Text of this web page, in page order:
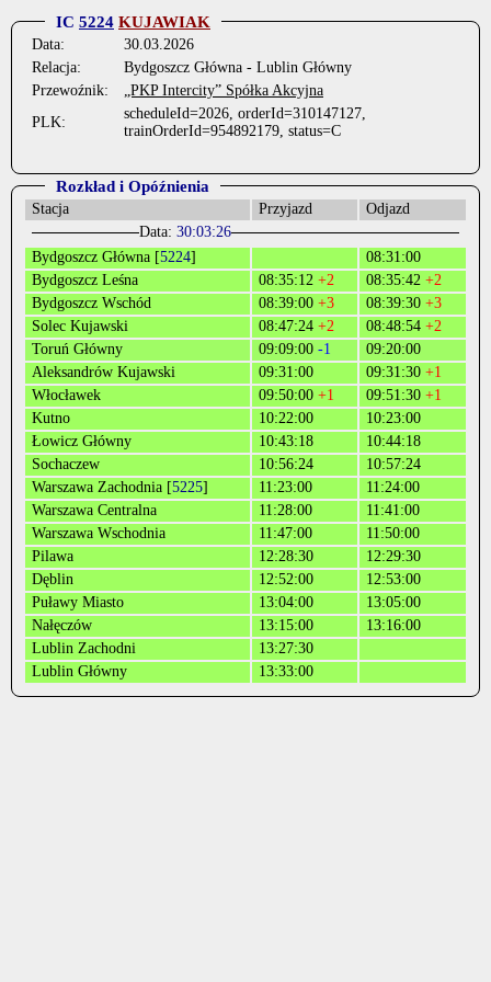
IC 5224 KUJAWIAK
Data:
30.03.2026
Relacja:
Bydgoszcz Główna - Lublin Główny
Przewoźnik:
„PKP Intercity” Spółka Akcyjna
PLK:
scheduleId=2026, orderId=310147127,
trainOrderId=954892179, status=C
Rozkład i Opóźnienia
Stacja Przyjazd
Odjazd
Data: 30:03:26
Bydgoszcz Główna [5224]
08:31:00
Bydgoszcz Leśna
08:35:12 +2 08:35:42 +2
Bydgoszcz Wschód
08:39:00 +3 08:39:30 +3
Solec Kujawski
08:47:24 +2 08:48:54 +2
Toruń Główny
09:09:00 -1
09:20:00
Aleksandrów Kujawski
09:31:00 09:31:30 +1
Włocławek
09:50:00 +1 09:51:30 +1
Kutno
10:22:00
10:23:00
Łowicz Główny
10:43:18
10:44:18
Sochaczew
10:56:24
10:57:24
Warszawa Zachodnia [5225] 11:23:00
11:24:00
Warszawa Centralna
11:28:00
11:41:00
Warszawa Wschodnia
11:47:00
11:50:00
Pilawa
12:28:30
12:29:30
Dęblin
12:52:00
12:53:00
Puławy Miasto
13:04:00
13:05:00
Nałęczów
13:15:00
13:16:00
Lublin Zachodni
13:27:30
Lublin Główny
13:33:00